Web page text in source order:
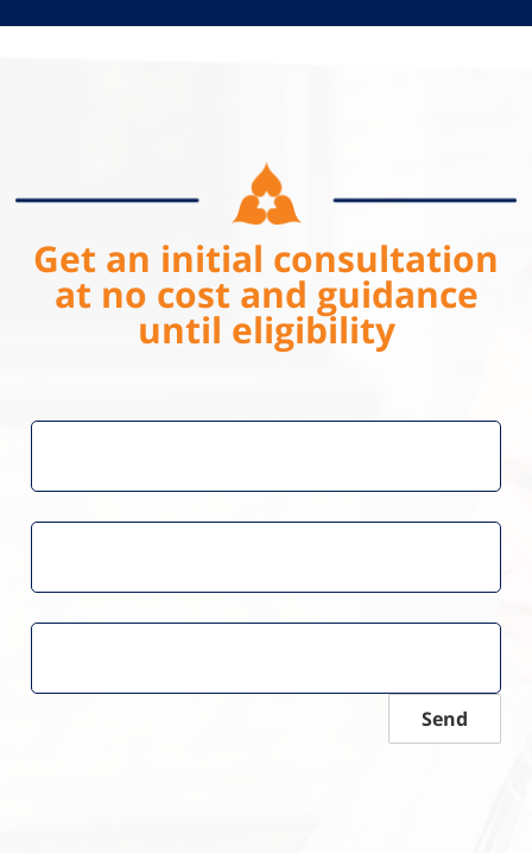
Get an initial consultation
at no cost and guidance
until eligibility
Send